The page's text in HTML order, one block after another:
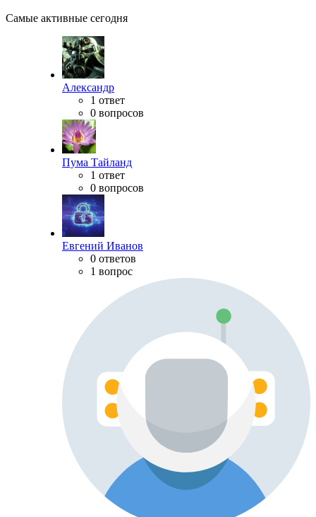
Самые активные сегодня
Александр
1 ответ
0 вопросов
Пума Тайланд
1 ответ
0 вопросов
Евгений Иванов
0 ответов
1 вопрос